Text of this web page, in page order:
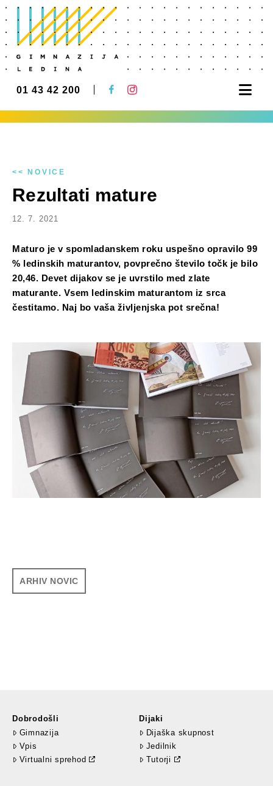
01 43 42 200
<< NOVICE
Rezultati mature
12. 7. 2021
Maturo je v spomladanskem roku uspešno opravilo 99
% ledinskih maturantov, povprečno število točk je bilo
20,46. Devet dijakov se je uvrstilo med zlate
maturante. Vsem ledinskim maturantom iz srca
čestitamo. Naj bo vaša življenjska pot srečna!
ARHIV NOVIC
Dobrodošli
Gimnazija
Vpis
Virtualni sprehod
Dijaki
Dijaška skupnost
Jedilnik
Tutorji